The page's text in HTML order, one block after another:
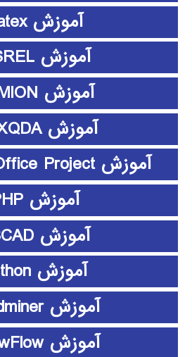
آموزش Latex
آموزش LISREL
آموزش LUMION
آموزش MAXQDA
آموزش Microsoft Office Project
آموزش PHP
آموزش PSCAD
آموزش python
آموزش rapidminer
آموزش ShowFlow